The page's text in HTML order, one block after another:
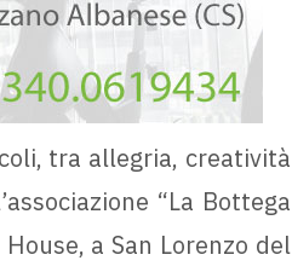
tra allegria, creatività
“La Bottega
a San Lorenzo del